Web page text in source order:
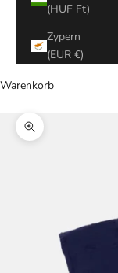
(HUF Ft)
Zypern
(EUR €)
Warenkorb
Bild vergrößern